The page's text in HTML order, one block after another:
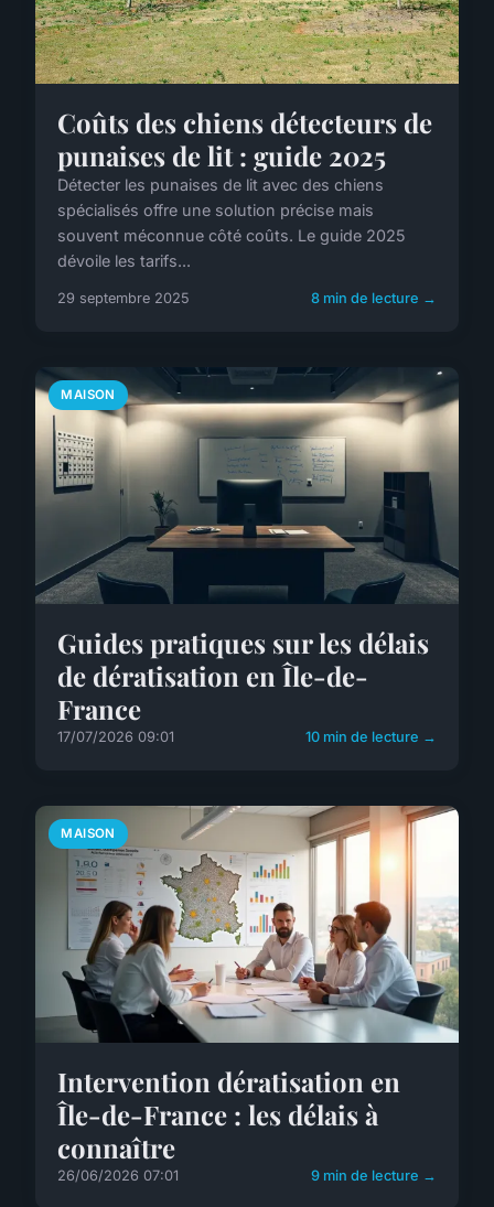
Coûts des chiens détecteurs de
punaises de lit : guide 2025
Détecter les punaises de lit avec des chiens
spécialisés offre une solution précise mais
souvent méconnue côté coûts. Le guide 2025
dévoile les tarifs...
29 septembre 2025 8 min de lecture →
MAISON
Guides pratiques sur les délais
de dératisation en Île-de-
France
17/07/2026 09:01 10 min de lecture →
MAISON
Intervention dératisation en
Île-de-France : les délais à
connaître
26/06/2026 07:01 9 min de lecture →